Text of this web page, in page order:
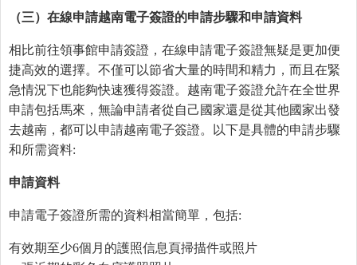
（三）在線申請越南電子簽證的申請步驟和申請資料
相比前往領事館申請簽證，在線申請電子簽證無疑是更加便
捷高效的選擇。不僅可以節省大量的時間和精力，而且在緊
急情況下也能夠快速獲得簽證。越南電子簽證允許在全世界
申請包括馬來，無論申請者從自己國家還是從其他國家出發
去越南，都可以申請越南電子簽證。以下是具體的申請步驟
和所需資料:
申請資料
申請電子簽證所需的資料相當簡單，包括:
有效期至少6個月的護照信息頁掃描件或照片